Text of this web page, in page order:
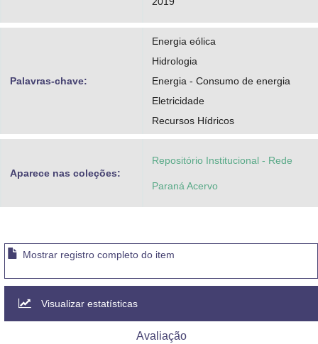
Palavras-chave:
Energia eólica
Hidrologia
Energia - Consumo de energia
Eletricidade
Recursos Hídricos
Aparece nas coleções:
Repositório Institucional - Rede
Paraná Acervo
Mostrar registro completo do item
Visualizar estatísticas
Avaliação